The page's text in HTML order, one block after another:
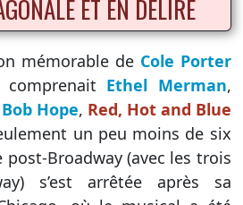
ET EN DÉLIRE
mémorable de Cole Porter
Ethel Merman,
Bob Hope, Red, Hot and Blue
un peu moins de six
Broadway (avec les trois
s’est arrêtée après sa